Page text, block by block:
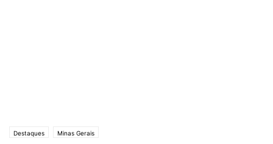
Destaques Minas Gerais